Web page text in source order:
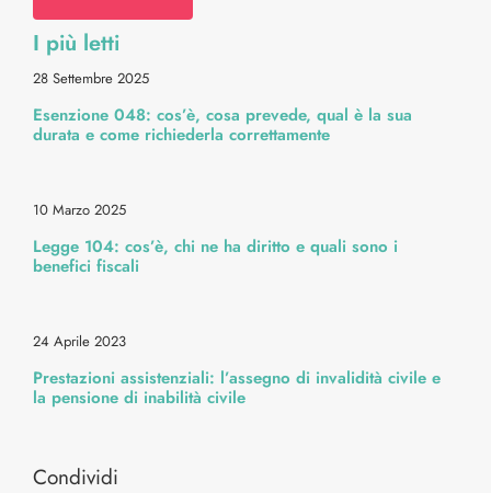
Diritti & Info Pratiche
Alimentazione & Ricette
Cura Corpo & Benessere
Energia & Movimento
Medicina & Dintorni
I più letti
28 Settembre 2025
Esenzione 048: cos’è, cosa prevede, qual è la sua
durata e come richiederla correttamente
10 Marzo 2025
Legge 104: cos’è, chi ne ha diritto e quali sono i
benefici fiscali
24 Aprile 2023
Prestazioni assistenziali: l’assegno di invalidità civile e
la pensione di inabilità civile
Condividi